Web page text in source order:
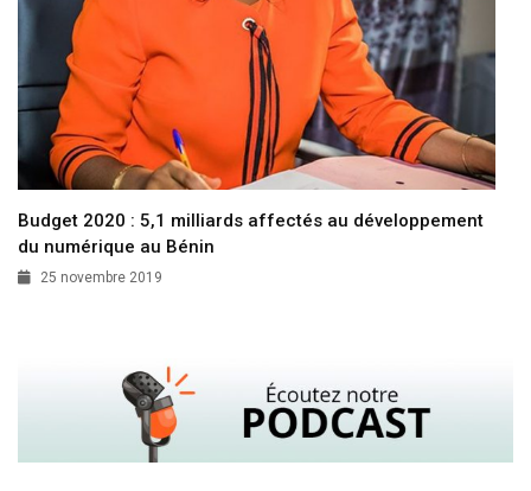
Budget 2020 : 5,1 milliards affectés au développement
du numérique au Bénin
25 novembre 2019